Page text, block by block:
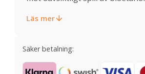
Läs mer
Säker betalning: